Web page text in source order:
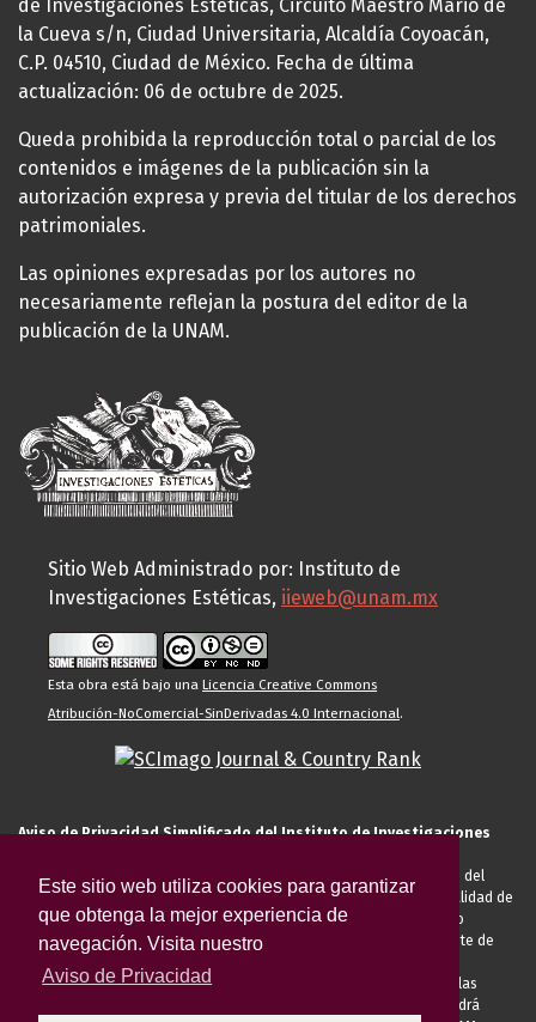
Este sitio web utiliza cookies para garantizar
que obtenga la mejor experiencia de
navegación. Visita nuestro
Aviso de Privacidad
de Investigaciones Estéticas, Circuito Maestro Mario de
la Cueva s/n, Ciudad Universitaria, Alcaldía Coyoacán,
C.P. 04510, Ciudad de México. Fecha de última
actualización: 06 de octubre de 2025.
Queda prohibida la reproducción total o parcial de los
contenidos e imágenes de la publicación sin la
autorización expresa y previa del titular de los derechos
patrimoniales.
Las opiniones expresadas por los autores no
necesariamente reflejan la postura del editor de la
publicación de la UNAM.
Sitio Web Administrado por: Instituto de
Investigaciones Estéticas, iieweb@unam.mx
Esta obra está bajo una Licencia Creative Commons
Atribución-NoComercial-SinDerivadas 4.0 Internacional.
Aviso de Privacidad Simplificado del Instituto de Investigaciones
El Instituto de Investigaciones Estéticas de la UNAM, es responsable del
tratamiento de sus datos personales para el registro de usted en calidad de
alumno, docente, personal de la entidad académica, conferencista o
invitado externo (nacional o extranjero), visitante, proveedor o cliente de
anteriormente descritas u otras aquellas exigidas legalmente o por las
autoridades competentes podrá transferir sus datos personales. Podrá